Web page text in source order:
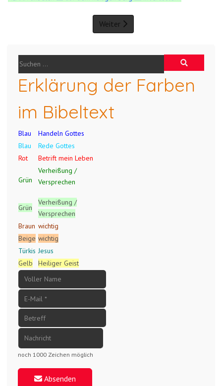
Weiter
Erklärung der Farben
im Bibeltext
Blau
Handeln Gottes
Blau
Rede Gottes
Rot
Betrift mein Leben
Grün
Verheißung /
Versprechen
Grün
Verheißung /
Versprechen
Braun wichtig
Beige wichtig
Türkis Jesus
Gelb
Heiliger Geist
noch 1000 Zeichen möglich
Absenden